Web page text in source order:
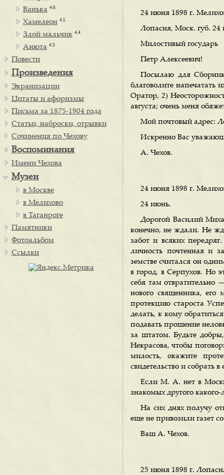
24 июня 1898 г.
Лопасня, Моск. губ. 24
Милостивый государь
Петр Алексеевич!
Посылаю для
благоволите
Оратор, 2)
августа; очень меня
Мой почтовый адрес:
Искренно Вас
А. Чехов.
24 июня 1898 г.
24 июнь.
Дорогой Василий
конечно, не ждали. Не
забот и всяких
личность почтенная и
земстве считался он
в город, в Серпухов. Но
себя там отвратительно
нового священника,
протекцию староста
делать, к кому
подавать прошение
за штатом. Будьте
Некрасова, чтобы
милость, окажите
свидетельство и собрать
Если М. А. нет в
знакомых другого
На сих днях получу
еще не привозили газет
Ваш А. Чехов.
25 июня 1898 г.
Ванька 4.6
Хамелеон 4.5
Злой мальчик 4.4
Анюта 4.3
Повести
Произведения
Экранизации
Цитаты и афоризмы
Письма за 1875-1904 года
Статьи, наброски, отрывки
Сочинения по Чехову
Воспоминания
Имени Чехова
Музеи
в Москве
в Мелихово
в Таганроге
Памятники
Фотоальбом
Ссылки